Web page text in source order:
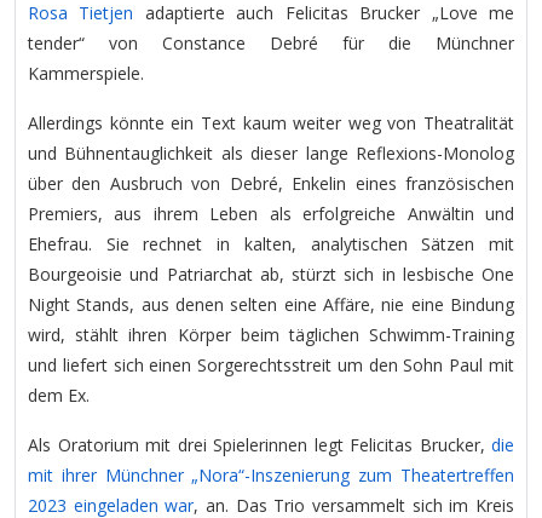
Rosa Tietjen adaptierte auch Felicitas Brucker „Love me
tender“ von Constance Debré für die Münchner
Kammerspiele.
Allerdings könnte ein Text kaum weiter weg von Theatralität
und Bühnentauglichkeit als dieser lange Reflexions-Monolog
über den Ausbruch von Debré, Enkelin eines französischen
Premiers, aus ihrem Leben als erfolgreiche Anwältin und
Ehefrau. Sie rechnet in kalten, analytischen Sätzen mit
Bourgeoisie und Patriarchat ab, stürzt sich in lesbische One
Night Stands, aus denen selten eine Affäre, nie eine Bindung
wird, stählt ihren Körper beim täglichen Schwimm-Training
und liefert sich einen Sorgerechtsstreit um den Sohn Paul mit
dem Ex.
Als Oratorium mit drei Spielerinnen legt Felicitas Brucker, die
mit ihrer Münchner „Nora“-Inszenierung zum Theatertreffen
2023 eingeladen war, an. Das Trio versammelt sich im Kreis